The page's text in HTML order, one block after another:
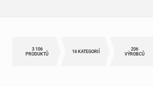
3 106
PRODUKTŮ
16 KATEGORIÍ
206
VÝROBCŮ